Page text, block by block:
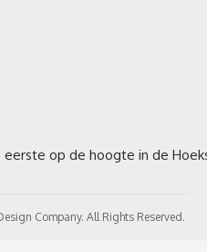
Company. All Rights Reserved.